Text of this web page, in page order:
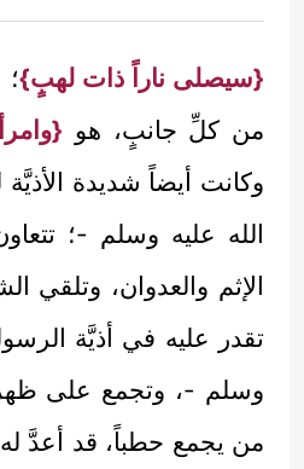
{سيصلى ناراً ذات لهبٍ}
من كلِّ جانبٍ، هو
وكانت أيضاً شديدة
الله عليه وسلم -؛
الإثم والعدوان، وتلقي
تقدر عليه في أذيَّة
وسلم -، وتجمع على
من يجمع حطباً، قد أعدَّ